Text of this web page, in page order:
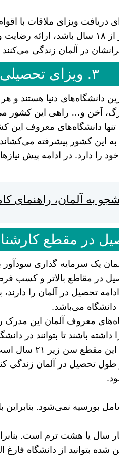
در آلمان زندگی می‌کنند
۳. ویزای تحصیلی آلمان
دانشگاه‌های دنیا هستند و
آخن و… راهی این کشور
تنها دانشگاه‌های معروف این
به این کشور پیشرفته
را دارد. در ادامه پیش
به آلمان، راهنمای
در مقطع
یک سرمایه گذاری
در مقاطع بالاتر و کسب
دانشگاه می‌باشد.
معروف آلمان این مدرک
تحصیل در آلمان زندگی
نمی‌شود. بنابراین
یا هشت ترم است.
شده بتوانید از دانشگاه